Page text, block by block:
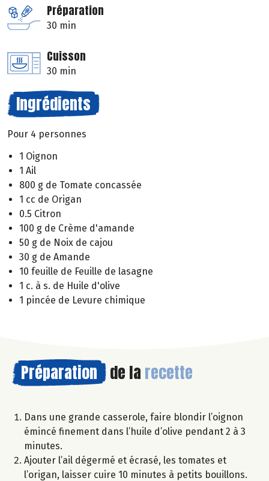
Préparation
30 min
Cuisson
30 min
Ingrédients
Pour 4 personnes
1 Oignon
1 Ail
800 g de Tomate concassée
1 cc de Origan
0.5 Citron
100 g de Crème d'amande
50 g de Noix de cajou
30 g de Amande
10 feuille de Feuille de lasagne
1 c. à s. de Huile d'olive
1 pincée de Levure chimique
Préparation de la recette
Dans une grande casserole, faire blondir l’oignon
émincé finement dans l’huile d’olive pendant 2 à 3
minutes.
Ajouter l’ail dégermé et écrasé, les tomates et
l’origan, laisser cuire 10 minutes à petits bouillons.